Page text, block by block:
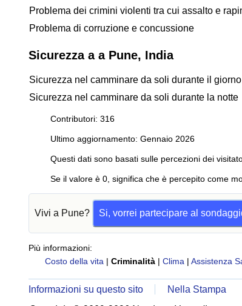
Problema dei crimini violenti tra cui assalto e
Problema di corruzione e concussione
Sicurezza a a Pune, India
Sicurezza nel camminare da soli durante il giorno
Sicurezza nel camminare da soli durante la notte
Contributori: 316
Ultimo aggiornamento: Gennaio 2026
Questi dati sono basati sulle percezioni dei
Se il valore è 0, significa che è percepito come
Vivi a Pune? Si, vorrei partecipare al
Più informazioni:
Costo della vita | Criminalità | Clima | Assistenza
Informazioni su questo sito
Nella Stampa